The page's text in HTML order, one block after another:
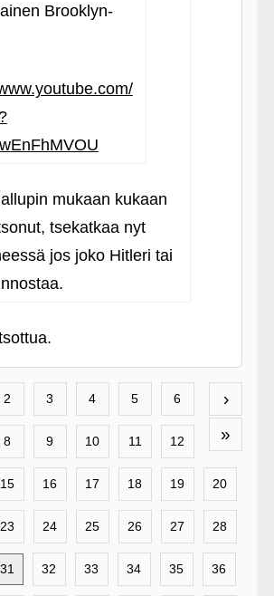
Brooklyn-
mukaan kukaan
tsekatkaa nyt
jos joko Hitleri tai
›
»
2 3 4 5 6
8 9 10 11 12
15 16 17 18 19 20
23 24 25 26 27 28
31 32 33 34 35 36